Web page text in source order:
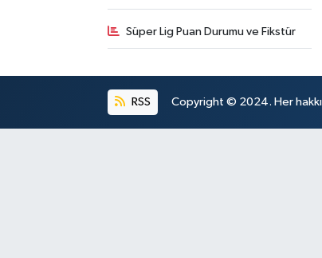
Süper Lig Puan Durumu ve Fikstür
RSS Copyright © 2024. Her hakkı